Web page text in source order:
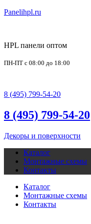
Panelihpl.ru
HPL панели оптом
ПН-ПТ с 08:00 до 18:00
8 (495) 799-54-20
8 (495) 799-54-20
Декоры и поверхности
Каталог
Монтажные схемы
Контакты
Каталог
Монтажные схемы
Контакты